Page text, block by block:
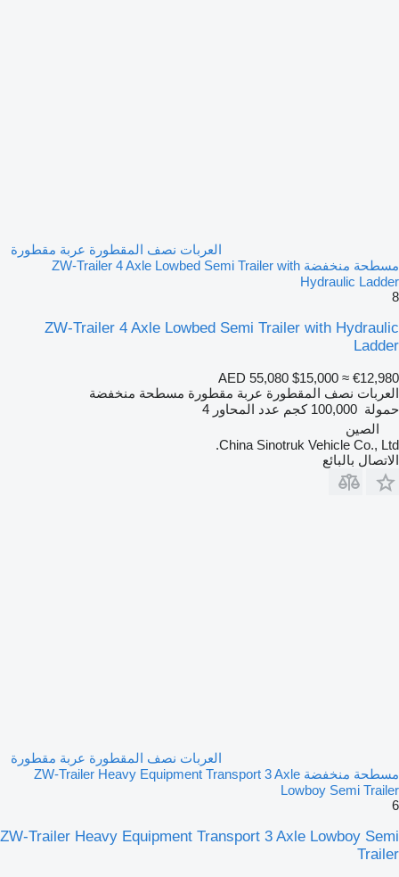
العربات نصف المقطورة عربة مقطورة
مسطحة منخفضة ZW-Trailer 4 Axle Lowbed Semi Trailer with
Hydraulic Ladder
8
ZW-Trailer 4 Axle Lowbed Semi Trailer with Hydraulic
Ladder
AED 55,080 $15,000 ≈ €12,980
العربات نصف المقطورة عربة مقطورة مسطحة منخفضة
حمولة 100,000 كجم عدد المحاور 4
الصين
China Sinotruk Vehicle Co., Ltd.
الاتصال بالبائع
العربات نصف المقطورة عربة مقطورة
مسطحة منخفضة ZW-Trailer Heavy Equipment Transport 3 Axle
Lowboy Semi Trailer
6
ZW-Trailer Heavy Equipment Transport 3 Axle Lowboy Semi
Trailer